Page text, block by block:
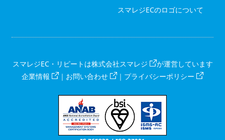
スマレジECのロゴについて
スマレジEC・リピートは株式会社スマレジ
が運営しています
企業情報
｜ お問い合わせ ｜ プライバシーポリシー